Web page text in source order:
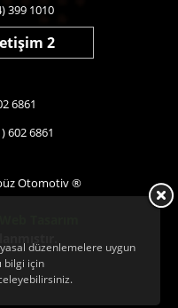
düzenlemelere uygun
bilgi için
399 1010
2
6861
602 6861
Otomotiv ®